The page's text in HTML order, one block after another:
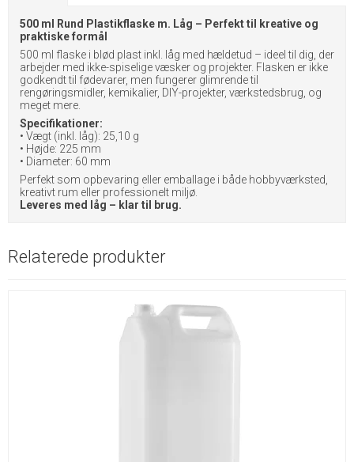
500 ml Rund Plastikflaske m. Låg – Perfekt til kreative og
praktiske formål
500 ml flaske i blød plast inkl. låg med hældetud – ideel til dig, der
arbejder med ikke-spiselige væsker og projekter. Flasken er ikke
godkendt til fødevarer, men fungerer glimrende til
rengøringsmidler, kemikalier, DIY-projekter, værkstedsbrug, og
meget mere.
Specifikationer:
• Vægt (inkl. låg): 25,10 g
• Højde: 225 mm
• Diameter: 60 mm
Perfekt som opbevaring eller emballage i både hobbyværksted,
kreativt rum eller professionelt miljø.
Leveres med låg – klar til brug.
Relaterede produkter